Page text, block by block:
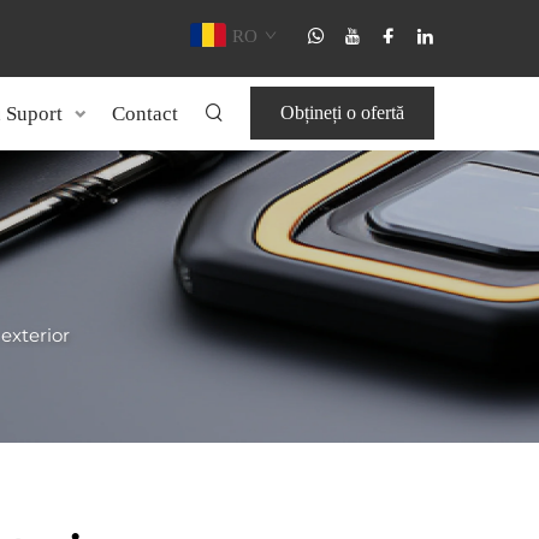
RO
Suport Contact Obțineți o ofertă